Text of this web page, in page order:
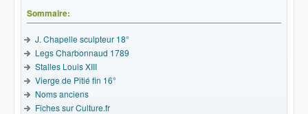
Sommaire:
J. Chapelle sculpteur 18°
Legs Charbonnaud 1789
Stalles Louis XIII
Vierge de Pitié fin 16°
Noms anciens
Fiches sur Culture.fr